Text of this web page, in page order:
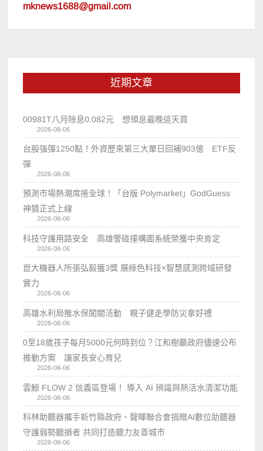
mknews1688@gmail.com
近期文章
00981T八月除息0.082元 想領息最晚這天買
2026-08-06
台股強彈1250點！外資歷來第三大單日回補903億 ETF反
彈
2026-08-06
預測市場熱潮席捲全球！「台版 Polymarket」GodGuess
神猜正式上線
2026-08-06
科技守護用路安全 高雄警碰撞構圖系統榮獲中央肯定
2026-08-06
崑大機器人所張弘毅獲3獎 展綠色科技×智慧感測跨域研發
實力
2026-08-06
高雄水利局推水保闖關活動 親子健走學防災拿好禮
2026-08-06
0至18歲孩子每月5000元何時到位？江和樹籲政府儘速公布
推動方案 讓家長安心育兒
2026-08-06
雲鯨 FLOW 2 信義區登場！ 導入 AI 辨識與熱活水清潔功能
2026-08-06
科林助聽器攜手新竹縣政府、聲暉聯合會捐贈AI數位助聽器
守護弱勢聽損者 共同打造聽力友善城市
2026-08-06